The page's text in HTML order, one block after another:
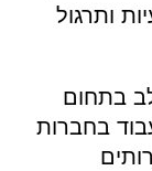
ותרגול
בתחום
בחברות